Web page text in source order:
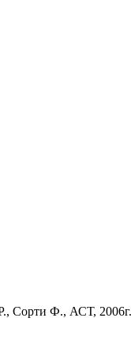
Сорти Ф., АСТ, 2006г.